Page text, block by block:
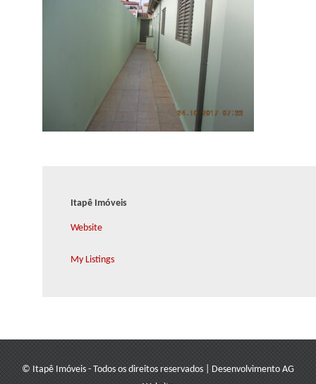
Itapê Imóveis
Website
My Listings
© Itapê Imóveis - Todos os direitos reservados |DesenvolvimentoAG